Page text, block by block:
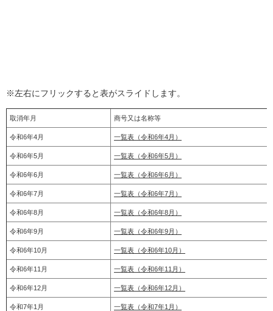
※左右にフリックすると表がスライドします。
取消年月 商号又は名称等
令和6年4月 一覧表（令和6年4月）
令和6年5月 一覧表（令和6年5月）
令和6年6月 一覧表（令和6年6月）
令和6年7月 一覧表（令和6年7月）
令和6年8月 一覧表（令和6年8月）
令和6年9月 一覧表（令和6年9月）
令和6年10月 一覧表（令和6年10月）
令和6年11月 一覧表（令和6年11月）
令和6年12月 一覧表（令和6年12月）
令和7年1月 一覧表（令和7年1月）